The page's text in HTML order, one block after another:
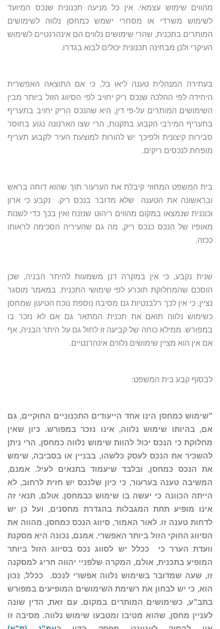
מהווים שימוש עצמאי. אין כל מניעה תכנונית שנכס המיועד
לשימוש משרדי או מסחרי ישמש כמחסן נלווה לשימושים
המותרים בתכנית, שהרי שימושים נלווים הם אינהרנטיים לשימוש
העיקרי ולכן מבחינה תכנונית יכולים לבוא בגדרו.
בעתירה המנהלית טענה ליאו בל, כי אם התוצאה האפשרית
היחידה לפי ההלכה שנכס ריק יחויב לפי הסיווג הזול ביותר מבין
השימושים המותרים על-פי דין, היא שהנכס הריק יחויב בתעריף
בתעריף המירבי הקבוע בתקנות, הרי שצו הארנונה נגוע בחוסר
סבירות קיצונית ולפיכך יש להורות למוצעת העיר לקבוע תעריף
מופחת לנכסים ריקים.
בית המשפט המחוזי קיבלת את הערעור תוך שהוא דוחה בראש
ובראשונה את הטענה שלא מדובר בנכס ריק. נקבע כי ארון
וכוננית שנמצאו במקום מהווים ריהוט שנזנח ואין בכך כדי לשנות
מאופיו של הנכס כנכס ריק, מה גם שהעיריה הסכימה לראותו
ככזה.
שנית נקבע, כי אין במקרה דנן משמעות להיתר הבניה, שכן
הוסכם שהמחלוקת תוכרע לפי שימושי התכנית. במאמר מוסגר
נציין, כי אין לכך רלבנטיות גם מסיבה נוספת נוכח הטיעון שמחסן
כשימוש נלווה תואם את תכנית המתאר גם אם לא נזכר בו
במפורש. ממילא כוחה של קביעה זו לחול גם על היתר הבניה, אף
אם אין הוא מציין שימושים נלווים אינהרנטיים.
לבסוף קבע בית המשפט:
"שימוש כמחסן הינו אחד הייעודים התכנוניים החוקיים, גם
אם, בהיותו שימוש נלווה, אינו נזכר במפורש. כיון שאין
מחלוקת כי הנכס יכול להוות שימוש נלווה כמחסן, הרי ניתן
להשכיר את הנכס לעסק כלשהו, בבניין או בסביבה, שימש
את הנכס כמחסן, ובלבד שיעמוד בתנאים לעיל. אמנם,
המשיבה טענה בערעור, כי כיון שלנכס יש חזית לרחוב, לא
הייתה הכוונה כי יעשה בו שימוש כבמחסן. אולם, תנאי זה
אינו מופיע תחת המגבלות בהגדרת מחסנים, ועל כן יש
לדחות טענה זו. לאור האמור, סיווג הנכס כמחסן, מהווה את
הסיווג החוקי הזול ביותר האפשרי. אמנם, נכונה היא מסקנת
וועדת הערר כי ככלל יש לסווג נכס בסיווג הזול ביותר
המופיע בתכנית, אולם, המקרה שלפניי יהווה חריג למסקנה
זו, שעה שמדובר בשימוש נלווה אפשרי לנכס. ככלל, נכון
הוא, כי יש לבחון את רשימת השימושים המופיעים במפורש
בתב"ע, כשימושים המותרים במקום. עם זאת, הדין שונה
לעניין מחסן, שהוא מטיבו ומטבעו שימוש נלווה. מסיבה זו